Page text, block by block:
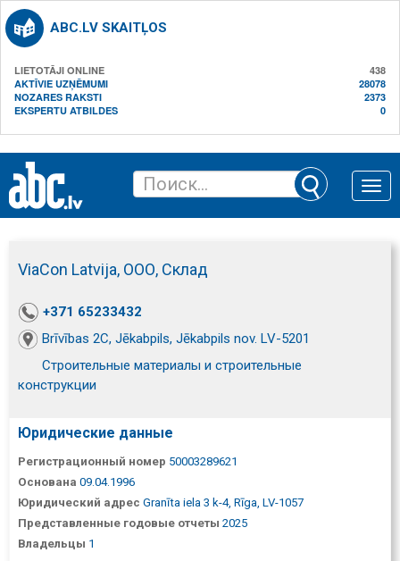
ABC.LV SKAITĻOS
LIETOTĀJI ONLINE
438
AKTĪVIE UZŅĒMUMI
28078
NOZARES RAKSTI
2373
EKSPERTU ATBILDES
0
Toggle
ViaCon Latvija, ООО, Склад
+371 65233432
Brīvības 2C, Jēkabpils, Jēkabpils nov. LV-5201
Строительные материалы и строительные
конструкции
Юридические данные
Регистрационный номер 50003289621
Основана 09.04.1996
Юридический адрес Granīta iela 3 k-4, Rīga, LV-1057
Представленные годовые отчеты 2025
Владельцы 1